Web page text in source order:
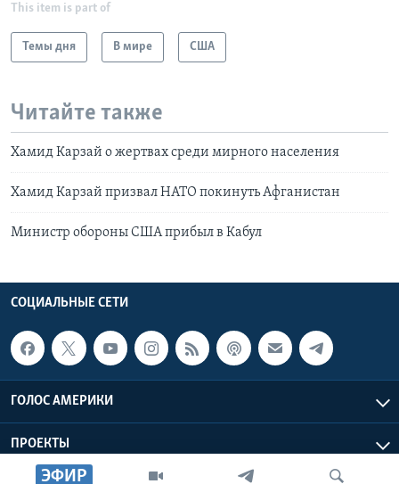
ЭФИР
This item is part of
Темы дня В мире США
Читайте также
Хамид Карзай о жертвах среди мирного населения
Хамид Карзай призвал НАТО покинуть Афганистан
Министр обороны США прибыл в Кабул
СОЦИАЛЬНЫЕ СЕТИ
ГОЛОС АМЕРИКИ
ПРОЕКТЫ